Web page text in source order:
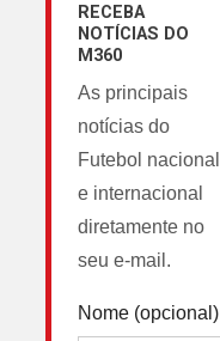
RECEBA
NOTÍCIAS DO
M360
As principais
notícias do
Futebol nacional
e internacional
diretamente no
seu e-mail.
Nome (opcional)